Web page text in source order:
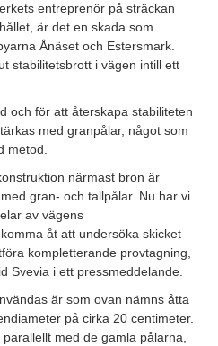
entreprenör på sträckan
är det en skada som
Ånäset och Estersmark.
stabilitetsbrott i vägen intill ett
och för att återskapa stabiliteten
med granpålar, något som
metod.
närmast bron är
gran- och tallpålar. Nu har vi
av vägens
åt att undersöka skicket
kompletterande provtagning,
Svevia i ett pressmeddelande.
är som ovan nämns åtta
på cirka 20 centimeter.
med de gamla pålarna,